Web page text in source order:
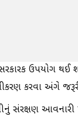
ઉપયોગ
કરવા અંગે
સંરક્ષણ આવનારી